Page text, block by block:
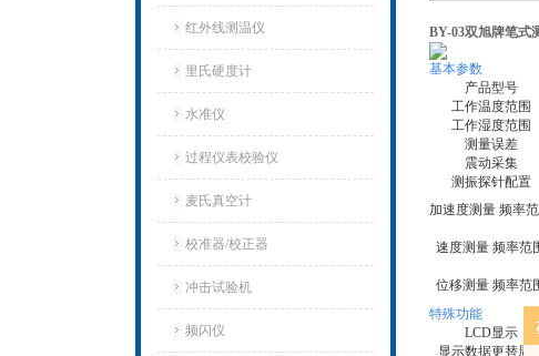
红外线测温仪
里氏硬度计
水准仪
过程仪表校验仪
麦氏真空计
校准器/校正器
冲击试验机
频闪仪
BY-03双旭牌笔式
基本参数
产品型号
工作温度范围
工作湿度范围
测量误差
震动采集
测振探针配置
加速度测量 频率
速度测量 频率范
位移测量 频率范
特殊功能
LCD显示
显示数据更替周期